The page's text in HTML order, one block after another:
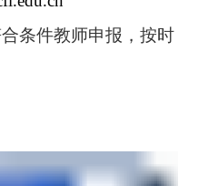
条件教师申报，按时